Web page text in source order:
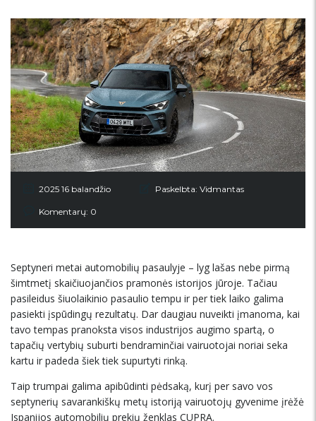
2025 16 balandžio Paskelbta: Vidmantas
Komentarų: 0
Septyneri metai automobilių pasaulyje – lyg lašas nebe pirmą
šimtmetį skaičiuojančios pramonės istorijos jūroje. Tačiau
pasileidus šiuolaikinio pasaulio tempu ir per tiek laiko galima
pasiekti įspūdingų rezultatų. Dar daugiau nuveikti įmanoma, kai
tavo tempas pranoksta visos industrijos augimo spartą, o
tapačių vertybių suburti bendraminčiai vairuotojai noriai seka
kartu ir padeda šiek tiek supurtyti rinką.
Taip trumpai galima apibūdinti pėdsaką, kurį per savo vos
septynerių savarankiškų metų istoriją vairuotojų gyvenime įrėžė
Ispanijos automobilių prekių ženklas CUPRA.